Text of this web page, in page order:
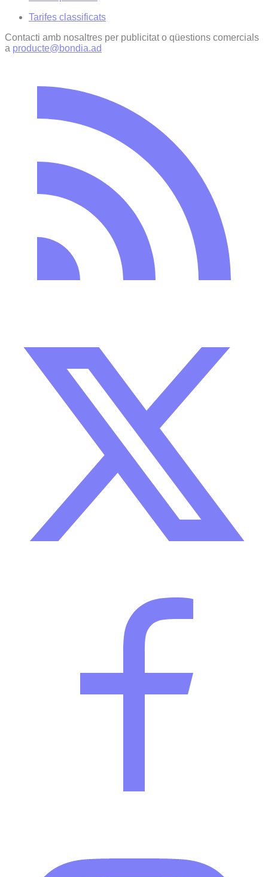
Tarifes classificats
Contacti amb nosaltres per publicitat o qüestions comercials
a producte@bondia.ad